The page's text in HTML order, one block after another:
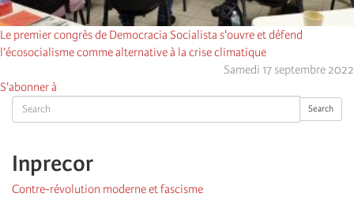
Search Search
Inprecor
Contre-révolution moderne et fascisme
Le premier congrès de Democracia Socialista s'ouvre et défend
l’écosocialisme comme alternative à la crise climatique
Samedi 17 septembre 2022
S'abonner à